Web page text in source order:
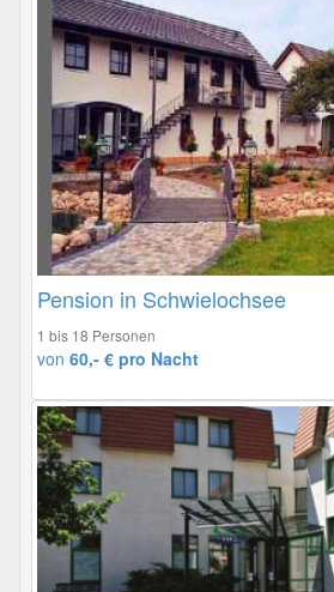
Pension in Schwielochsee
1 bis 18 Personen
von 60,- € pro Nacht